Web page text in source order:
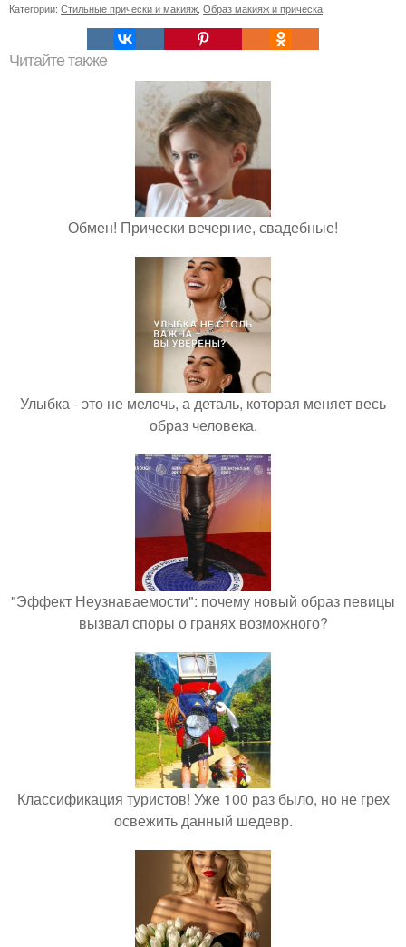
Категории: Стильные прически и макияж Образ макияж и прическа
Читайте также
Обмен! Прически вечерние, свадебные!
Улыбка - это не мелочь, а деталь, которая меняет весь
образ человека.
"Эффект Неузнаваемости": почему новый образ певицы
вызвал споры о гранях возможного?
Классификация туристов! Уже 100 раз было, но не грех
освежить данный шедевр.